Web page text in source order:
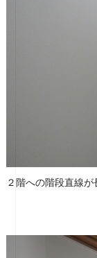
２階への階段直線が